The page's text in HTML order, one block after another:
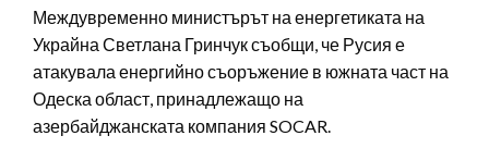
Междувременно министърът на енергетиката на
Украйна Светлана Гринчук съобщи, че Русия е
атакувала енергийно съоръжение в южната част на
Одеска област, принадлежащо на
азербайджанската компания SOCAR.